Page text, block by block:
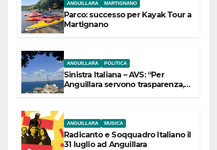
ANGUILLARA MARTIGNANO
Parco: successo per Kayak Tour a
Martignano
ANGUILLARA POLITICA
Sinistra Italiana – AVS: “Per
Anguillara servono trasparenza,
ANGUILLARA MUSICA
Radicanto e Soqquadro Italiano il
31 luglio ad Anguillara